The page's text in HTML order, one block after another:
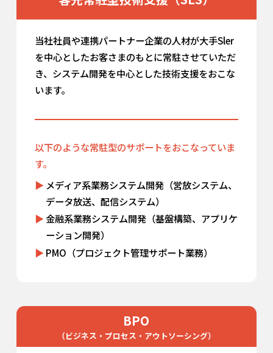
当社社員や連携パートナー企業の人材が大手Sler
を中心としたお客さまのもとに常駐させていただ
き、システム開発を中心とした技術支援をおこな
います。
以下のような常駐型のサポートをおこなっていま
す。
メディア系業務システム開発（営放システム、
データ放送、配信システム）
金融系業務システム開発（基盤構築、アプリケ
ーション開発）
PMO（プロジェクト管理サポート業務）
BPO
（ビジネス・プロセス・アウトソーシング）